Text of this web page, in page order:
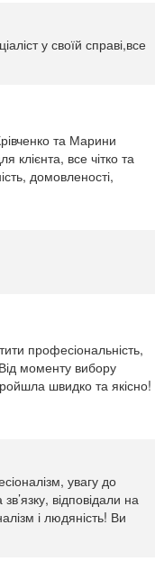
у своїй справі,все
та Марини
клієнта, все чітко та
домовленості,
професіональність,
Від моменту вибору
швидко та якісно!
увагу до
відповідали на
і людяність! Ви